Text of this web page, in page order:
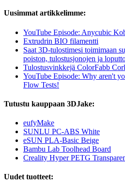
Uusimmat artikkelimme:
YouTube Episode: Anycubic
Extrudrin BIO filamentti
Saat 3D-tulostimesi toimimaan
poiston, tulostusjonojen ja
Tulostusvinkkejä ColorFabb
YouTube Episode: Why aren't
Flow Tests!
Tutustu kauppaan 3DJake:
eufyMake
SUNLU PC-ABS White
eSUN PLA-Basic Beige
Bambu Lab Toolhead Board
Creality Hyper PETG
Uudet tuotteet: